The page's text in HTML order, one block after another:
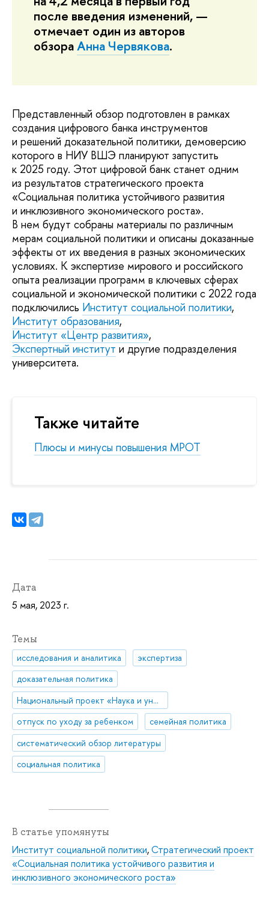
после введения изменений, —
отмечает один из авторов
обзораАнна Червякова.
Представленный обзор подготовлен в рамках
создания цифрового банка инструментов
и решений доказательной политики, демоверсию
которого в НИУ ВШЭ планируют запустить
к 2025 году. Этот цифровой банк станет одним
из результатов стратегического проекта
«Социальная политика устойчивого развития
и инклюзивного экономического роста».
В нем будут собраны материалы по различным
мерам социальной политики и описаны доказанные
эффекты от их введения в разных экономических
условиях. К экспертизе мирового и российского
опыта реализации программ в ключевых сферах
социальной и экономической политики с 2022 года
подключились Институт социальной политики,
Институт образования,
Институт «Центр развития»,
Экспертный институт и другие подразделения
университета.
Также читайте
Плюсы и минусы повышения МРОТ
Дата
5 мая, 2023 г.
Темы
исследования и аналитика
экспертиза
доказательная политика
Национальный проект «Наука и университеты»
отпуск по уходу за ребенком
семейная политика
систематический обзор литературы
социальная политика
В статье упомянуты
Институт социальной политики,Стратегический проект
«Социальная политика устойчивого развития и
инклюзивного экономического роста»